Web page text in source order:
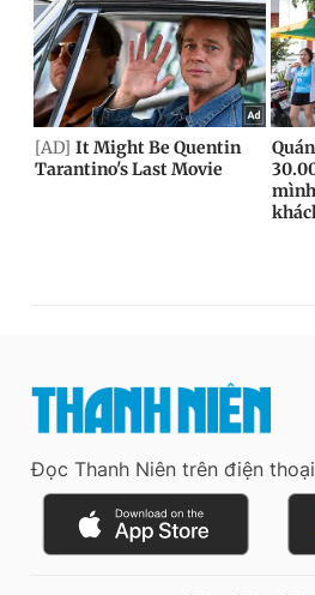
Đọc Thanh Niên trên điện thoại